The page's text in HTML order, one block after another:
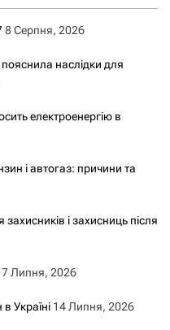
8 Серпня, 2026
наслідки для
електроенергію в
і автогаз: причини та
і захисниць після
Липня, 2026
Україні 14 Липня, 2026